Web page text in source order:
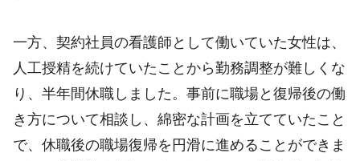
一方、契約社員の看護師として働いていた女性は、
人工授精を続けていたことから勤務調整が難しくな
り、半年間休職しました。事前に職場と復帰後の働
き方について相談し、綿密な計画を立てていたこと
で、休職後の職場復帰を円滑に進めることができま